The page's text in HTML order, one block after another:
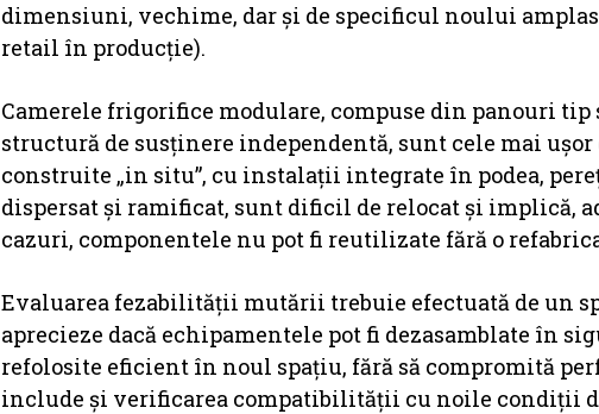
dimensiuni, vechime, dar și de specificul noului
retail în producție).
Camerele frigorifice modulare, compuse din panouri
structură de susținere independentă, sunt cele mai
construite „in situ”, cu instalații integrate în podea,
dispersat și ramificat, sunt dificil de relocat și implică,
cazuri, componentele nu pot fi reutilizate fără o
Evaluarea fezabilității mutării trebuie efectuată de un
aprecieze dacă echipamentele pot fi dezasamblate în
refolosite eficient în noul spațiu, fără să compromită
include și verificarea compatibilității cu noile condiții